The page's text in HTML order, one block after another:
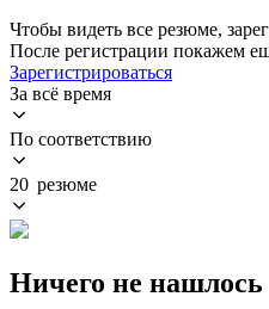
Чтобы видеть все резюме,
После регистрации покажем
Зарегистрироваться
За всё время
По соответствию
20 резюме
Ничего не нашлось